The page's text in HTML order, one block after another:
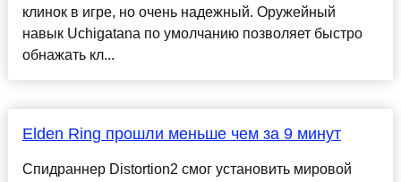
клинок в игре, но очень надежный. Оружейный
навык Uchigatana по умолчанию позволяет быстро
обнажать кл...
Elden Ring прошли меньше чем за 9 минут
Спидраннер Distortion2 смог установить мировой